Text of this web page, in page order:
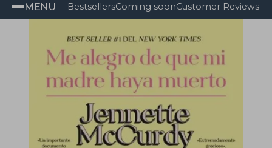
MENU BestsellersComing soonCustomer Reviews